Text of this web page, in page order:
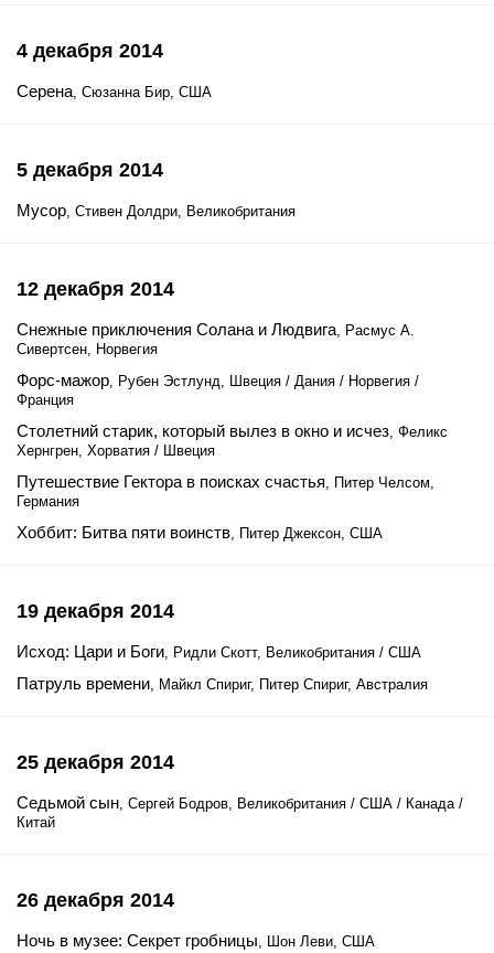
4 декабря 2014
Серена, Сюзанна Бир, США
5 декабря 2014
Мусор, Стивен Долдри, Великобритания
12 декабря 2014
Снежные приключения Солана и Людвига, Расмус А.
Сивертсен, Норвегия
Форс-мажор, Рубен Эстлунд, Швеция / Дания / Норвегия /
Франция
Столетний старик, который вылез в окно и исчез, Феликс
Хернгрен, Хорватия / Швеция
Путешествие Гектора в поисках счастья, Питер Челсом,
Германия
Хоббит: Битва пяти воинств, Питер Джексон, США
19 декабря 2014
Исход: Цари и Боги, Ридли Скотт, Великобритания / США
Патруль времени, Майкл Спириг, Питер Спириг, Австралия
25 декабря 2014
Седьмой сын, Сергей Бодров, Великобритания / США / Канада /
Китай
26 декабря 2014
Ночь в музее: Секрет гробницы, Шон Леви, США